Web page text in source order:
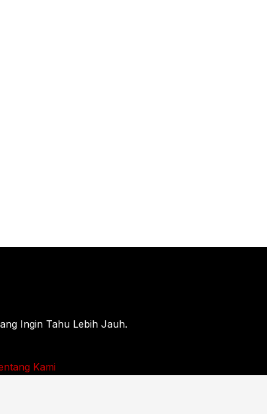
Ingin Tahu Lebih Jauh.
Kami